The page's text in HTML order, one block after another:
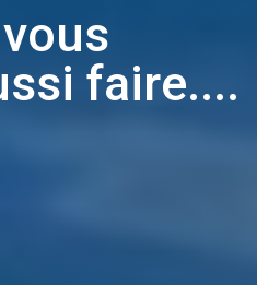
faire....